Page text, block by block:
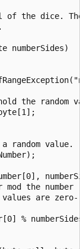
of the dice.
numberSides)
the random
random value.
mod the number
are zero-
%